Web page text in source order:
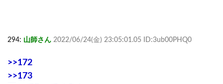
294: 山師さん 2022/06/24(金) 23:05:01.05 ID:3ub00PHQ0
>>172
>>173